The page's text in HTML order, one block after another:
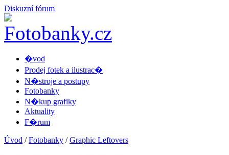
Diskuzní fórum
�vod
Prodej fotek a ilustrac�
N�stroje a postupy
Fotobanky
N�kup grafiky
Aktuality
F�rum
Úvod /Fotobanky /Graphic Leftovers